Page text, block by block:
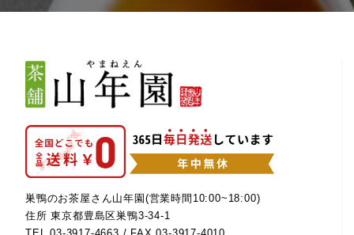
巣鴨のお茶屋さん山年園(営業時間10:00~18:00)
住所 東京都豊島区巣鴨3-34-1